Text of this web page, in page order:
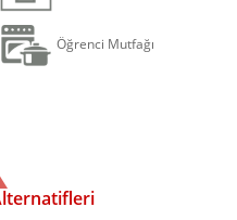
Öğrenci Mutfağı